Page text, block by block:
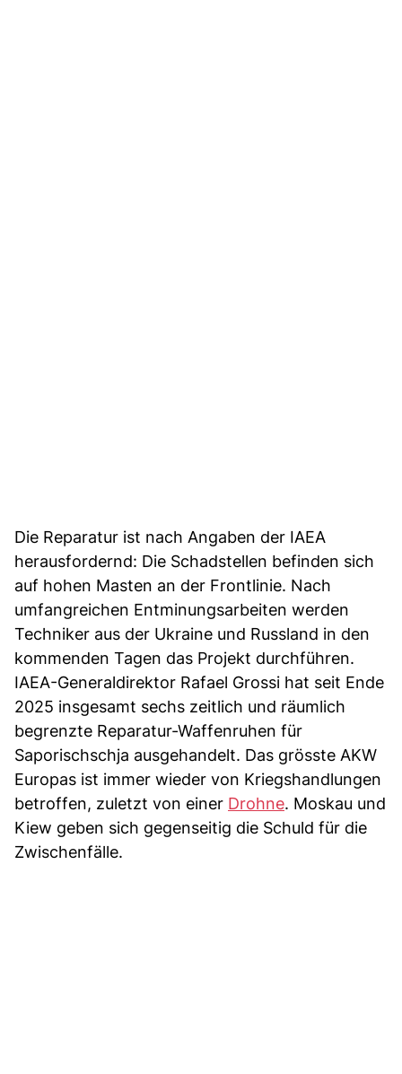
Die Reparatur ist nach Angaben der IAEA
herausfordernd: Die Schadstellen befinden sich
auf hohen Masten an der Frontlinie. Nach
umfangreichen Entminungsarbeiten werden
Techniker aus der Ukraine und Russland in den
kommenden Tagen das Projekt durchführen.
IAEA-Generaldirektor Rafael Grossi hat seit Ende
2025 insgesamt sechs zeitlich und räumlich
begrenzte Reparatur-Waffenruhen für
Saporischschja ausgehandelt. Das grösste AKW
Europas ist immer wieder von Kriegshandlungen
betroffen, zuletzt von einer Drohne. Moskau und
Kiew geben sich gegenseitig die Schuld für die
Zwischenfälle.